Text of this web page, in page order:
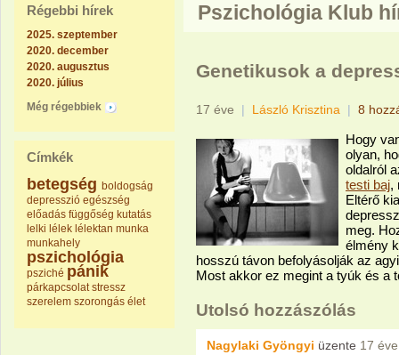
Régebbi hírek
2025. szeptember
2020. december
2020. augusztus
2020. július
Még régebbiek
Címkék
betegség boldogság
depresszió egészség
előadás függőség kutatás
lelki lélek lélektan munka
munkahely
pszichológia
psziché pánik
párkapcsolat stressz
szerelem szorongás élet
Pszichológia Klub
Genetikusok a
17 éve | László Krisztina | 8
Hogy
olyan,
oldalról
testi baj,
Eltérő
meg.
élmény
hosszú távon befolyásolják az
Most akkor ez megint a tyúk és a
Utolsó hozzászólás
Nagylaki Gyöngyi üzente 17 éve